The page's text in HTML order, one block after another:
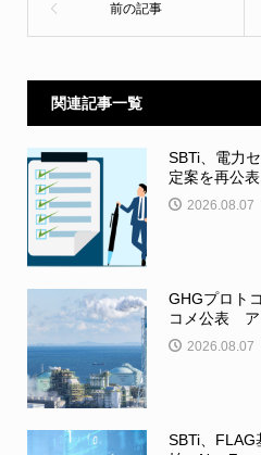
関連記事一覧
SBTi、電力
定案を再公表
2026.08.07
GHGプロト
コメ公表 ア
2026.08.07
SBTi、FLAG